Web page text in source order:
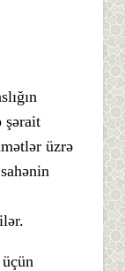
şərait
üzrə